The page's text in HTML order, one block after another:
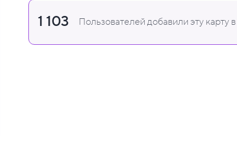
1 103 Пользователей добавили эту карту